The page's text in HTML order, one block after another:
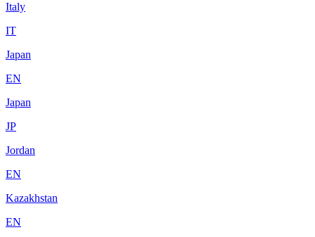
Italy
IT
Japan
EN
Japan
JP
Jordan
EN
Kazakhstan
EN